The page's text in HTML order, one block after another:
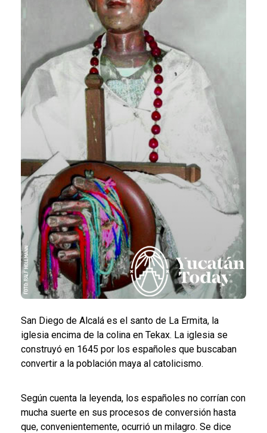
San Diego de Alcalá es el santo de La Ermita, la
iglesia encima de la colina en Tekax. La iglesia se
construyó en 1645 por los españoles que buscaban
convertir a la población maya al catolicismo.
Según cuenta la leyenda, los españoles no corrían con
mucha suerte en sus procesos de conversión hasta
que, convenientemente, ocurrió un milagro. Se dice